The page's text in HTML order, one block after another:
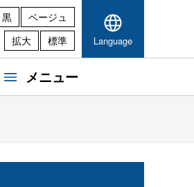
黒
ベージュ
拡大 標準 Language
メニュー